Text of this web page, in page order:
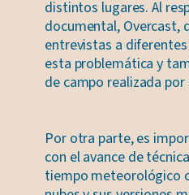
distintos lugares. Al
documental, Overcast,
entrevistas a
esta problemática y
de campo realizada
Por otra parte, es
con el avance de
tiempo meteorológico